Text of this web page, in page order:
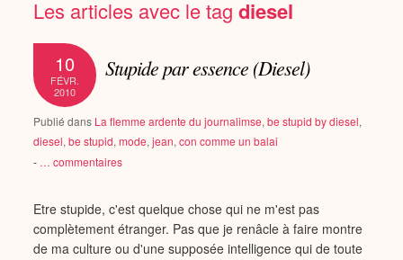
Les articles avec le tagdiesel
10
FÉVR.
2010
Stupide par essence (Diesel)
Publié dans La flemme ardente du journalimse,be stupid by diesel,
diesel,be stupid,mode,jean,con comme un balai
- … commentaires
Etre stupide, c'est quelque chose qui ne m'est pas
complètement étranger. Pas que je renâcle à faire montre
de ma culture ou d'une supposée intelligence qui de toute